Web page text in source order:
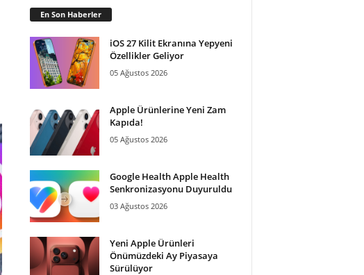
En Son Haberler
iOS 27 Kilit Ekranına Yepyeni
Özellikler Geliyor
05 Ağustos 2026
Apple Ürünlerine Yeni Zam
Kapıda!
05 Ağustos 2026
Google Health Apple Health
Senkronizasyonu Duyuruldu
03 Ağustos 2026
Yeni Apple Ürünleri
Önümüzdeki Ay Piyasaya
Sürülüyor